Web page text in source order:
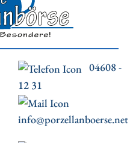
04608 -
12 31
info@porzellanboerse.net